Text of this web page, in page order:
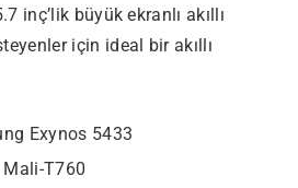
inç’lik büyük ekranlı akıllı
için ideal bir akıllı
Exynos 5433
Mali-T760